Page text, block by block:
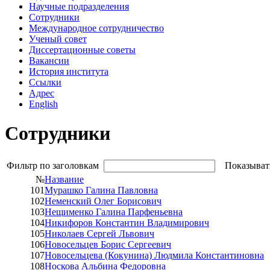
Научные подразделения
Сотрудники
Международное сотрудничество
Ученый совет
Диссертационные советы
Вакансии
История института
Ссылки
Адрес
English
Сотрудники
Фильтр по заголовкам
№Название
101Мурашко Галина Павловна
102Неменский Олег Борисович
103Нещименко Галина Парфеньевна
104Никифоров Константин Владимирович
105Николаев Сергей Львович
106Новосельцев Борис Сергеевич
107Новосельцева (Кокунина) Людмила Константиновна
108Носкова Альбина Федоровна